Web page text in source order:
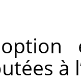
à